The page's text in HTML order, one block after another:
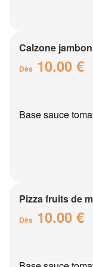
Calzone
Dès 10.00 €
Base sauce
Pizza fruits de
Dès 10.00 €